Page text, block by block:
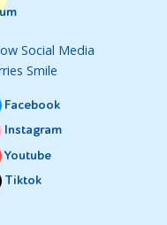
Social Media
Smile
Facebook
Instagram
Youtube
Tiktok